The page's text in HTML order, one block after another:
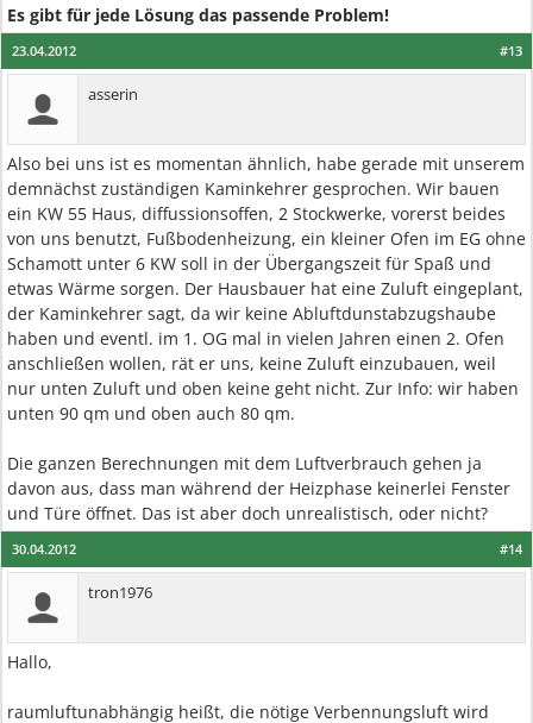
Es gibt für jede Lösung das passende Problem!
#13
23.04.2012
asserin
Also bei uns ist es momentan ähnlich, habe gerade mit unserem
demnächst zuständigen Kaminkehrer gesprochen. Wir bauen
ein KW 55 Haus, diffussionsoffen, 2 Stockwerke, vorerst beides
von uns benutzt, Fußbodenheizung, ein kleiner Ofen im EG ohne
Schamott unter 6 KW soll in der Übergangszeit für Spaß und
etwas Wärme sorgen. Der Hausbauer hat eine Zuluft eingeplant,
der Kaminkehrer sagt, da wir keine Abluftdunstabzugshaube
haben und eventl. im 1. OG mal in vielen Jahren einen 2. Ofen
anschließen wollen, rät er uns, keine Zuluft einzubauen, weil
nur unten Zuluft und oben keine geht nicht. Zur Info: wir haben
unten 90 qm und oben auch 80 qm.
Die ganzen Berechnungen mit dem Luftverbrauch gehen ja
davon aus, dass man während der Heizphase keinerlei Fenster
und Türe öffnet. Das ist aber doch unrealistisch, oder nicht?
#14
30.04.2012
tron1976
Hallo,
raumluftunabhängig heißt, die nötige Verbennungsluft wird